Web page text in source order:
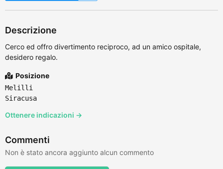
Descrizione
Cerco ed offro divertimento reciproco, ad un amico ospitale,
desidero regalo.
Posizione
Melilli
Siracusa
Ottenere indicazioni →
Commenti
Non è stato ancora aggiunto alcun commento